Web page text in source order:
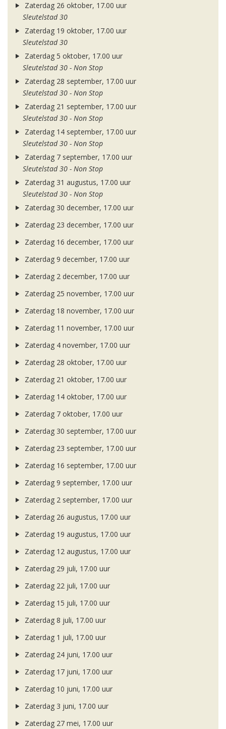
Zaterdag 26 oktober, 17.00 uur
Sleutelstad 30
Zaterdag 19 oktober, 17.00 uur
Sleutelstad 30
Zaterdag 5 oktober, 17.00 uur
Sleutelstad 30 - Non Stop
Zaterdag 28 september, 17.00 uur
Sleutelstad 30 - Non Stop
Zaterdag 21 september, 17.00 uur
Sleutelstad 30 - Non Stop
Zaterdag 14 september, 17.00 uur
Sleutelstad 30 - Non Stop
Zaterdag 7 september, 17.00 uur
Sleutelstad 30 - Non Stop
Zaterdag 31 augustus, 17.00 uur
Sleutelstad 30 - Non Stop
Zaterdag 30 december, 17.00 uur
Zaterdag 23 december, 17.00 uur
Zaterdag 16 december, 17.00 uur
Zaterdag 9 december, 17.00 uur
Zaterdag 2 december, 17.00 uur
Zaterdag 25 november, 17.00 uur
Zaterdag 18 november, 17.00 uur
Zaterdag 11 november, 17.00 uur
Zaterdag 4 november, 17.00 uur
Zaterdag 28 oktober, 17.00 uur
Zaterdag 21 oktober, 17.00 uur
Zaterdag 14 oktober, 17.00 uur
Zaterdag 7 oktober, 17.00 uur
Zaterdag 30 september, 17.00 uur
Zaterdag 23 september, 17.00 uur
Zaterdag 16 september, 17.00 uur
Zaterdag 9 september, 17.00 uur
Zaterdag 2 september, 17.00 uur
Zaterdag 26 augustus, 17.00 uur
Zaterdag 19 augustus, 17.00 uur
Zaterdag 12 augustus, 17.00 uur
Zaterdag 29 juli, 17.00 uur
Zaterdag 22 juli, 17.00 uur
Zaterdag 15 juli, 17.00 uur
Zaterdag 8 juli, 17.00 uur
Zaterdag 1 juli, 17.00 uur
Zaterdag 24 juni, 17.00 uur
Zaterdag 17 juni, 17.00 uur
Zaterdag 10 juni, 17.00 uur
Zaterdag 3 juni, 17.00 uur
Zaterdag 27 mei, 17.00 uur